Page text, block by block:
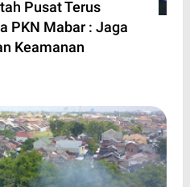
Pusat Terus
PKN Mabar : Jaga
Keamanan